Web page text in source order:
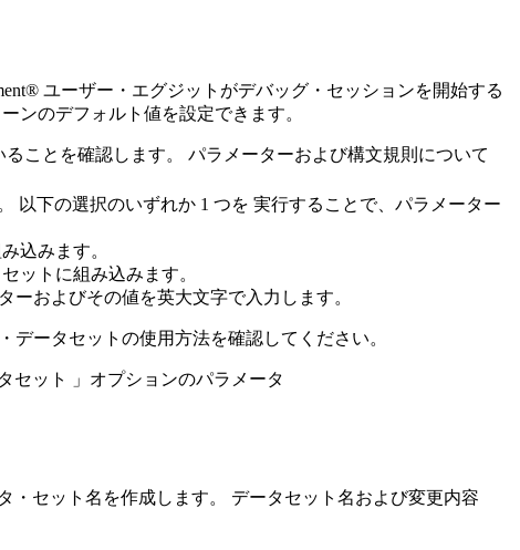
ユーザー・エグジットがデバッグ・セッションを開始する
ンのデフォルト値を設定できます。
ことを確認します。 パラメーターおよび構文規則について
以下の選択のいずれか 1 つを 実行することで、パラメーター
込みます。
ットに組み込みます。
およびその値を英大文字で入力します。
データセットの使用方法を確認してください。
セット
」オプションのパラメータ
セット名を作成します。 データセット名および変更内容